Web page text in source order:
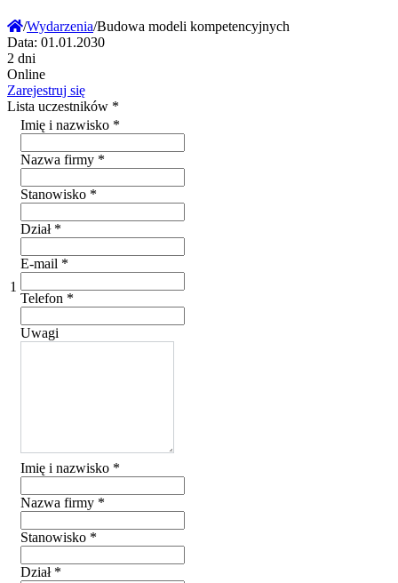
/Wydarzenia/Budowa modeli kompetencyjnych
Data: 01.01.2030
2 dni
Online
Zarejestruj się
Lista uczestników *
1
Imię i nazwisko *
Nazwa firmy *
Stanowisko *
Dział *
E-mail *
Telefon *
Uwagi
Imię i nazwisko *
Nazwa firmy *
Stanowisko *
Dział *